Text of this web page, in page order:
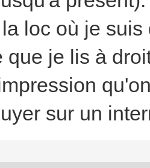
loc où je
que je lis à
sur un